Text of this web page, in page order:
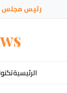
رئيس مجلس
الرئيسية